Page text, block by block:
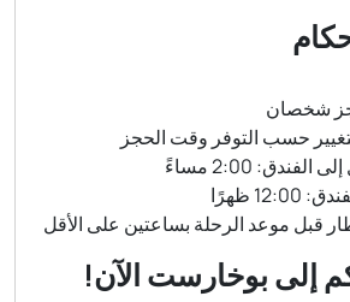
شخصان
حسب التوفر وقت الحجز
2:00 مساءً
ظهرًا
قبل موعد الرحلة بساعتين على الأقل
إلى بوخارست الآن!